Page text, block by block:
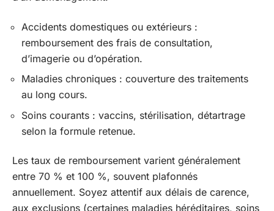
Accidents domestiques ou extérieurs :
remboursement des frais de consultation,
d’imagerie ou d’opération.
Maladies chroniques : couverture des traitements
au long cours.
Soins courants : vaccins, stérilisation, détartrage
selon la formule retenue.
Les taux de remboursement varient généralement
entre 70 % et 100 %, souvent plafonnés
annuellement. Soyez attentif aux délais de carence,
aux exclusions (certaines maladies héréditaires, soins